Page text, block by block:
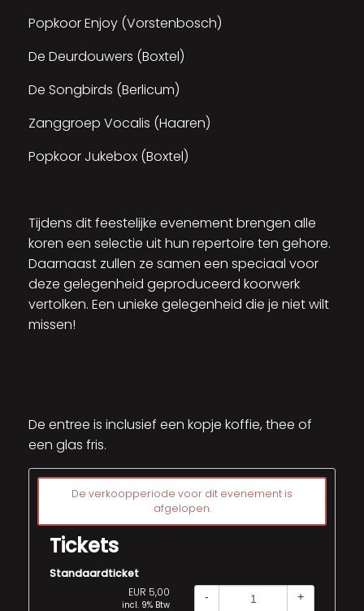
Popkoor Enjoy (Vorstenbosch)
De Deurdouwers (Boxtel)
De Songbirds (Berlicum)
Zanggroep Vocalis (Haaren)
Popkoor Jukebox (Boxtel)
Tijdens dit feestelijke evenement brengen alle
koren een selectie uit hun repertoire ten gehore.
Daarnaast zullen ze samen een speciaal voor
deze gelegenheid geproduceerd koorwerk
vertolken. Een unieke gelegenheid die je niet wilt
missen!
De entree is inclusief een kopje koffie, thee of
een glas fris.
De verkoopperiode voor dit evenement is
afgelopen.
Tickets
Standaardticket
EUR 5,00
incl. 9% Btw
- +